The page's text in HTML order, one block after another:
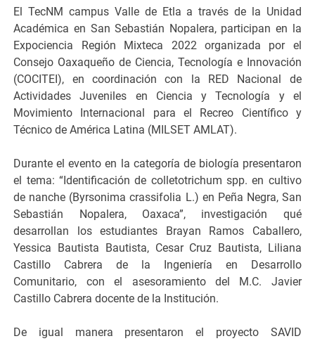
El TecNM campus Valle de Etla a través de la Unidad
Académica en San Sebastián Nopalera, participan en la
Expociencia Región Mixteca 2022 organizada por el
Consejo Oaxaqueño de Ciencia, Tecnología e Innovación
(COCITEI), en coordinación con la RED Nacional de
Actividades Juveniles en Ciencia y Tecnología y el
Movimiento Internacional para el Recreo Científico y
Técnico de América Latina (MILSET AMLAT).
Durante el evento en la categoría de biología presentaron
el tema: “Identificación de colletotrichum spp. en cultivo
de nanche (Byrsonima crassifolia L.) en Peña Negra, San
Sebastián Nopalera, Oaxaca”, investigación qué
desarrollan los estudiantes Brayan Ramos Caballero,
Yessica Bautista Bautista, Cesar Cruz Bautista, Liliana
Castillo Cabrera de la Ingeniería en Desarrollo
Comunitario, con el asesoramiento del M.C. Javier
Castillo Cabrera docente de la Institución.
De igual manera presentaron el proyecto SAVID